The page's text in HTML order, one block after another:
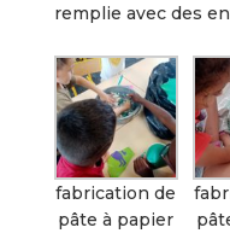
remplie avec des
fabrication de
pâte à papier